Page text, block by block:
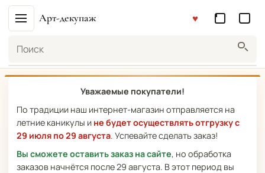
Арт-декупаж
Уважаемые покупатели!
По традиции наш интернет-магазин отправляется на
летние каникулы и не будет осуществлять отгрузку с
29 июля по 29 августа. Успевайте сделать заказ!
Вы сможете оставить заказ на сайте, но обработка
заказов начнётся после 29 августа. В этот период вы